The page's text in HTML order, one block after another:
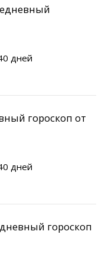
дней
гороскоп от
дней
гороскоп